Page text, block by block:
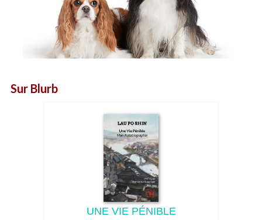
Sur Blurb
UNE VIE PÉNIBLE